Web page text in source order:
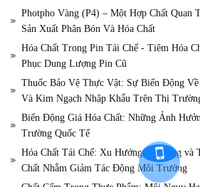
Photpho Vàng (P4) – Một Hợp Chất Quan
Sản Xuất Phân Bón Và Hóa Chất
Hóa Chất Trong Pin Tái Chế - Tiêm Hóa
Phục Dung Lượng Pin Cũ
Thuốc Bảo Vệ Thực Vật: Sự Biến Động
Và Kim Ngạch Nhập Khẩu Trên Thị
Biến Động Giá Hóa Chất: Những Ảnh
Trường Quốc Tế
Hóa Chất Tái Chế: Xu Hướng Sử Dụng và
Chất Nhằm Giảm Tác Động Môi Trường